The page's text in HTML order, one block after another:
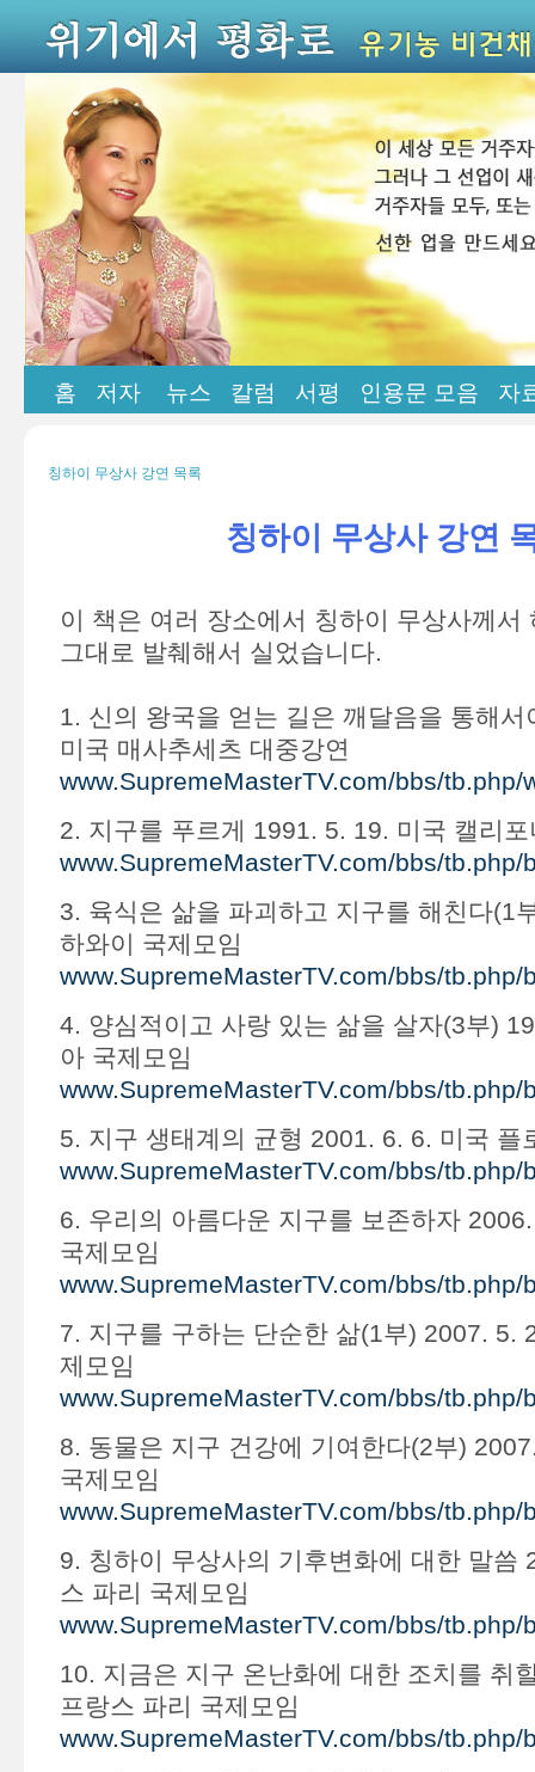
홈 저자 뉴스 칼럼 서평 인용문 모음 자
칭하이 무상사 강연 목록
칭하이 무상사 강연
이 책은 여러 장소에서 칭하이 무상사께서
그대로 발췌해서 실었습니다.
1. 신의 왕국을 얻는 길은 깨달음을 통해
미국 매사추세츠 대중강연
www.SupremeMasterTV.com/bbs/tb.php/
2. 지구를 푸르게 1991. 5. 19. 미국 캘리
www.SupremeMasterTV.com/bbs/tb.php/
3. 육식은 삶을 파괴하고 지구를 해친다(1
하와이 국제모임
www.SupremeMasterTV.com/bbs/tb.php/
4. 양심적이고 사랑 있는 삶을 살자(3부)
아 국제모임
www.SupremeMasterTV.com/bbs/tb.php/
5. 지구 생태계의 균형 2001. 6. 6. 미국 플
www.SupremeMasterTV.com/bbs/tb.php/
6. 우리의 아름다운 지구를 보존하자
국제모임
www.SupremeMasterTV.com/bbs/tb.php/
7. 지구를 구하는 단순한 삶(1부) 2007. 5.
제모임
www.SupremeMasterTV.com/bbs/tb.php/
8. 동물은 지구 건강에 기여한다(2부)
국제모임
www.SupremeMasterTV.com/bbs/tb.php/
9. 칭하이 무상사의 기후변화에 대한 말씀
스 파리 국제모임
www.SupremeMasterTV.com/bbs/tb.php/
10. 지금은 지구 온난화에 대한 조치를 취
프랑스 파리 국제모임
www.SupremeMasterTV.com/bbs/tb.php/